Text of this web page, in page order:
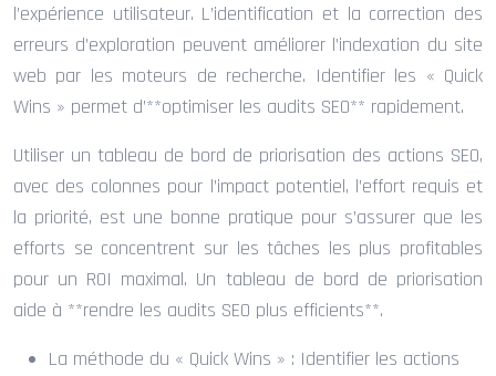
l’expérience utilisateur. L’identification et la correction des
erreurs d’exploration peuvent améliorer l’indexation du site
web par les moteurs de recherche. Identifier les « Quick
Wins » permet d’**optimiser les audits SEO** rapidement.
Utiliser un tableau de bord de priorisation des actions SEO,
avec des colonnes pour l’impact potentiel, l’effort requis et
la priorité, est une bonne pratique pour s’assurer que les
efforts se concentrent sur les tâches les plus profitables
pour un ROI maximal. Un tableau de bord de priorisation
aide à **rendre les audits SEO plus efficients**.
La méthode du « Quick Wins » : Identifier les actions